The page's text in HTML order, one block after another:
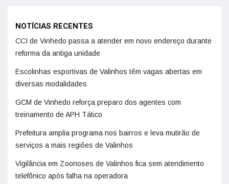
NOTÍCIAS RECENTES
CCI de Vinhedo passa a atender em novo endereço durante
reforma da antiga unidade
Escolinhas esportivas de Valinhos têm vagas abertas em
diversas modalidades
GCM de Vinhedo reforça preparo dos agentes com
treinamento de APH Tático
Prefeitura amplia programa nos bairros e leva mutirão de
serviços a mais regiões de Valinhos
Vigilância em Zoonoses de Valinhos fica sem atendimento
telefônico após falha na operadora